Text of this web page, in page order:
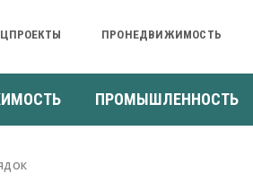
ПРОНЕДВИЖИМОСТЬ
ПРОМЫШЛЕННОСТЬ